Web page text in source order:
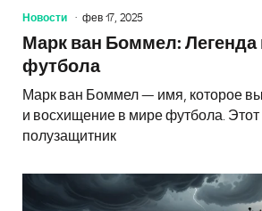
Новости фев 17, 2025
Марк ван Боммел: Легенда
футбола
Марк ван Боммел — имя, которое
и восхищение в мире футбола. Этот
полузащитник